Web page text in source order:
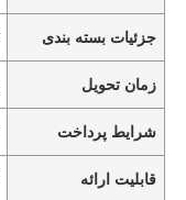
جزئیات بسته بندی
زمان تحویل
شرایط پرداخت
قابلیت ارائه